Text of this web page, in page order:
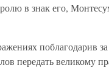
в знак его,
поблагодарив
передать великому